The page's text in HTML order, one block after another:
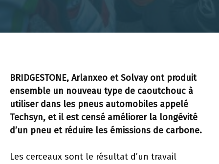
BRIDGESTONE, Arlanxeo et Solvay ont produit
ensemble un nouveau type de caoutchouc à
utiliser dans les pneus automobiles appelé
Techsyn, et il est censé améliorer la longévité
d’un pneu et réduire les émissions de carbone.
Les cerceaux sont le résultat d’un travail